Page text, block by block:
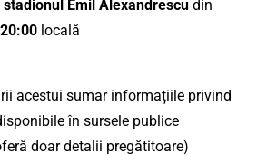
stadionul Emil Alexandrescu din
20:00 locală
acestui sumar informațiile privind
în sursele publice
doar detalii pregătitoare)